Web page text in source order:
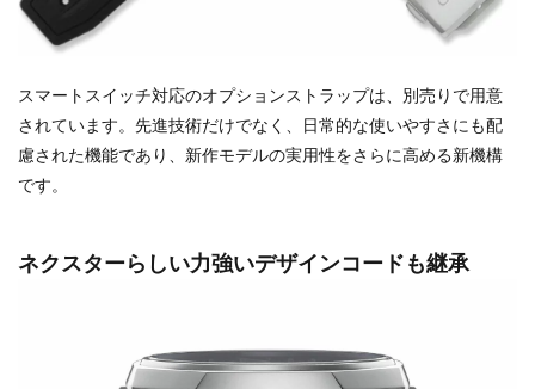
スマートスイッチ対応のオプションストラップは、別売りで用意
されています。先進技術だけでなく、日常的な使いやすさにも配
慮された機能であり、新作モデルの実用性をさらに高める新機構
です。
ネクスターらしい力強いデザインコードも継承